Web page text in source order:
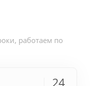
работаем по
24